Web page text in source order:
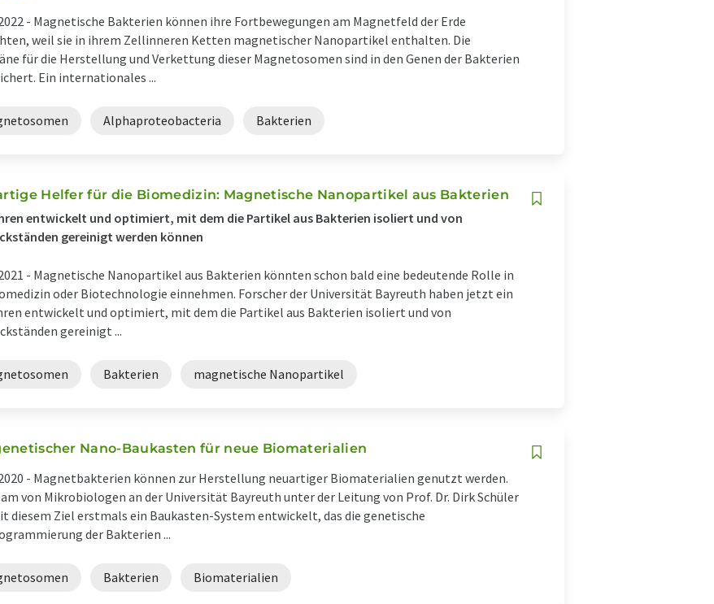
- Magnetische Bakterien können ihre Fortbewegungen am Magnetfeld der Erde
weil sie in ihrem Zellinneren Ketten magnetischer Nanopartikel enthalten. Die
für die Herstellung und Verkettung dieser Magnetosomen sind in den Genen der Bakterien
Ein internationales ...
Alphaproteobacteria Bakterien
Helfer für die Biomedizin: Magnetische Nanopartikel aus Bakterien
entwickelt und optimiert, mit dem die Partikel aus Bakterien isoliert und von
gereinigt werden können
- Magnetische Nanopartikel aus Bakterien könnten schon bald eine bedeutende Rolle in
oder Biotechnologie einnehmen. Forscher der Universität Bayreuth haben jetzt ein
entwickelt und optimiert, mit dem die Partikel aus Bakterien isoliert und von
gereinigt ...
Bakterien magnetische Nanopartikel
Nano-Baukasten für neue Biomaterialien
- Magnetbakterien können zur Herstellung neuartiger Biomaterialien genutzt werden.
von Mikrobiologen an der Universität Bayreuth unter der Leitung von Prof. Dr. Dirk Schüler
diesem Ziel erstmals ein Baukasten-System entwickelt, das die genetische
der Bakterien ...
Bakterien Biomaterialien